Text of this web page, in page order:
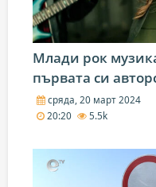
Млади рок
първата си
сряда, 20 март 2024
20:20
5.5k